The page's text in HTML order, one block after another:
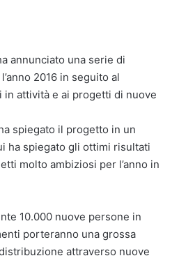
annunciato una serie di
2016 in seguito al
attività e ai progetti di nuove
spiegato il progetto in un
ha spiegato gli ottimi risultati
molto ambiziosi per l’anno in
10.000 nuove persone in
porteranno una grossa
attraverso nuove